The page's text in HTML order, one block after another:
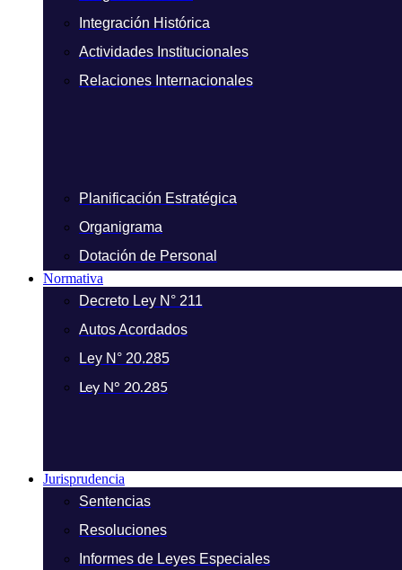
Integración Histórica
Actividades Institucionales
Relaciones Internacionales
Planificación Estratégica
Organigrama
Dotación de Personal
Normativa
Decreto Ley N° 211
Autos Acordados
Ley N° 20.285
Ley N° 20.285
Jurisprudencia
Sentencias
Resoluciones
Informes de Leyes Especiales